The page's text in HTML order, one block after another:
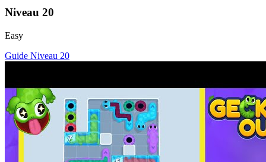
Niveau 20
Easy
Guide Niveau 20